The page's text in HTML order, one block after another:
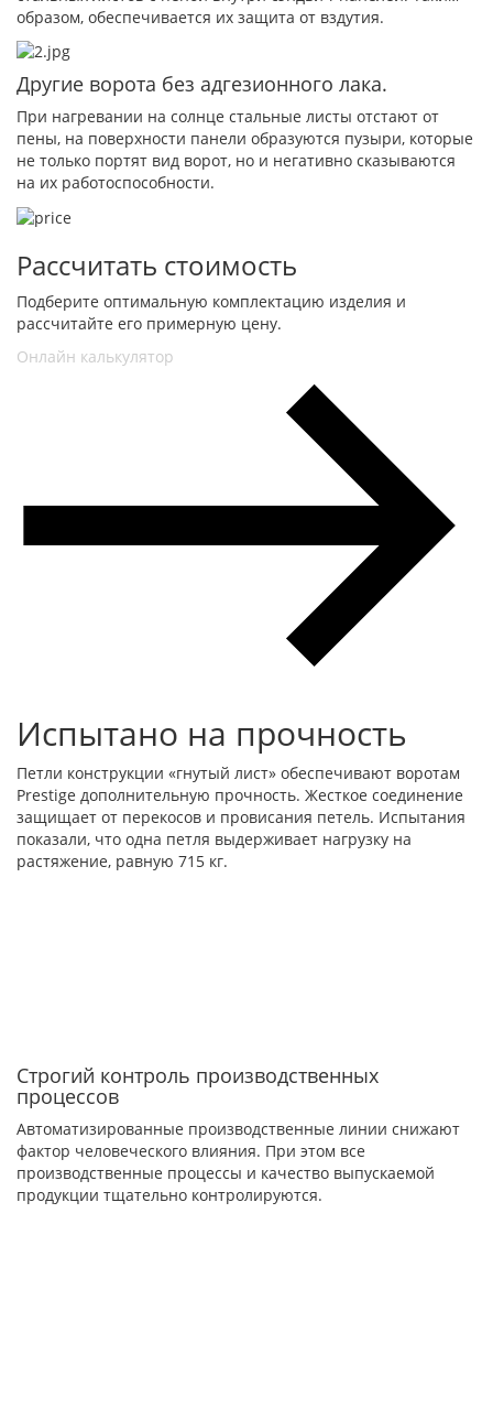
образом, обеспечивается их защита от вздутия.
Другие ворота без адгезионного лака.
При нагревании на солнце стальные листы отстают от
пены, на поверхности панели образуются пузыри, которые
не только портят вид ворот, но и негативно сказываются
на их работоспособности.
Рассчитать стоимость
Подберите оптимальную комплектацию изделия и
рассчитайте его примерную цену.
Онлайн калькулятор
Испытано на прочность
Петли конструкции «гнутый лист» обеспечивают воротам
Prestige дополнительную прочность. Жесткое соединение
защищает от перекосов и провисания петель. Испытания
показали, что одна петля выдерживает нагрузку на
растяжение, равную 715 кг.
Строгий контроль производственных
процессов
Автоматизированные производственные линии снижают
фактор человеческого влияния. При этом все
производственные процессы и качество выпускаемой
продукции тщательно контролируются.